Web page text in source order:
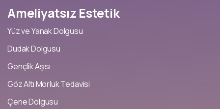
Ameliyatsız Estetik
Yüz ve Yanak Dolgusu
Dudak Dolgusu
Gençlik Aşısı
Göz Altı Morluk Tedavisi
Çene Dolgusu